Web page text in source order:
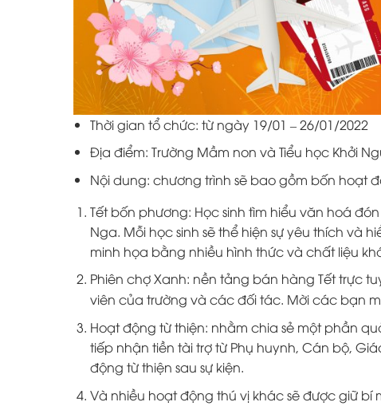
Thời gian tổ chức: từ ngày 19/01 – 26/01/2022
Địa điểm: Trường Mầm non và Tiểu học Khởi
Nội dung: chương trình sẽ bao gồm bốn hoạt
Tết bốn phương: Học sinh tìm hiểu văn hoá
Nga. Mỗi học sinh sẽ thể hiện sự yêu thích
minh họa bằng nhiều hình thức và chất liệu
Phiên chợ Xanh: nền tảng bán hàng Tết trực
viên của trường và các đối tác. Mời các bạn
Hoạt động từ thiện: nhằm chia sẻ một phần
tiếp nhận tiền tài trợ từ Phụ huynh, Cán bộ,
động từ thiện sau sự kiện.
Và nhiều hoạt động thú vị khác sẽ được giữ bí